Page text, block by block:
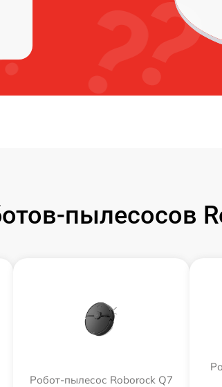
пылесосов
Робот-пылесос Roborock Q7